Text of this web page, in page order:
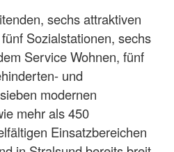
sechs attraktiven
Sozialstationen, sechs
Service Wohnen, fünf
und
modernen
mehr als 450
Einsatzbereichen